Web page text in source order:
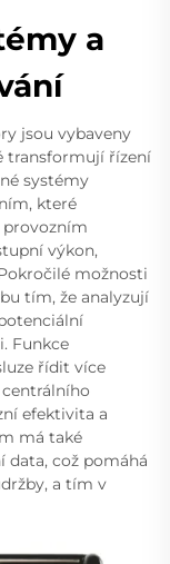
a
jsou vybaveny
transformují řízení
systémy
které
výkon,
možnosti
tím, že analyzují
Funkce
řídit více
efektivita a
má také
data, což pomáhá
a tím v